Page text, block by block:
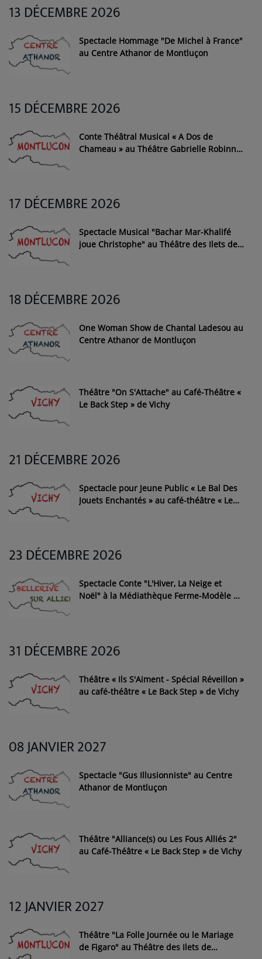
13 DÉCEMBRE 2026
Spectacle Hommage "De Michel à France"
au Centre Athanor de Montluçon
15 DÉCEMBRE 2026
Conte Théâtral Musical « A Dos de
Chameau » au Théâtre Gabrielle Robinne
17 DÉCEMBRE 2026
Spectacle Musical "Bachar Mar-Khalifé
joue Christophe" au Théâtre des Ilets de
18 DÉCEMBRE 2026
One Woman Show de Chantal Ladesou au
Centre Athanor de Montluçon
Théâtre "On S'Attache" au Café-Théâtre «
Le Back Step » de Vichy
21 DÉCEMBRE 2026
Spectacle pour Jeune Public « Le Bal Des
Jouets Enchantés » au café-théâtre « Le
23 DÉCEMBRE 2026
Spectacle Conte "L'Hiver, La Neige et
Noël" à la Médiathèque Ferme-Modèle de
31 DÉCEMBRE 2026
Théâtre « Ils S'Aiment - Spécial Réveillon »
au café-théâtre « Le Back Step » de Vichy
08 JANVIER 2027
Spectacle "Gus Illusionniste" au Centre
Athanor de Montluçon
Théâtre "Alliance(s) ou Les Fous Alliés 2"
au Café-Théâtre « Le Back Step » de Vichy
12 JANVIER 2027
Théâtre "La Folle Journée ou le Mariage
de Figaro" au Théâtre des Ilets de